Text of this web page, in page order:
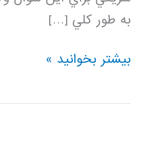
به طور كلي […]
فيلم
فارسي
بیشتر بخوانید »